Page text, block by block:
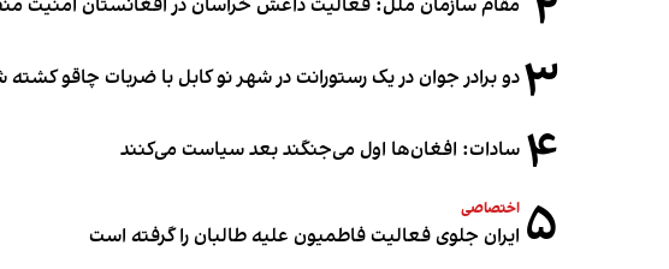
۳دو برادر جوان در یک رستورانت در شهر نو کابل با ضربات چاقو کشته
۴ سادات: افغان‌ها اول می‌جنگند بعد سیاست می‌کنند
۵ اختصاصی
ایران جلوی فعالیت فاطمیون علیه طالبان را گرفته است